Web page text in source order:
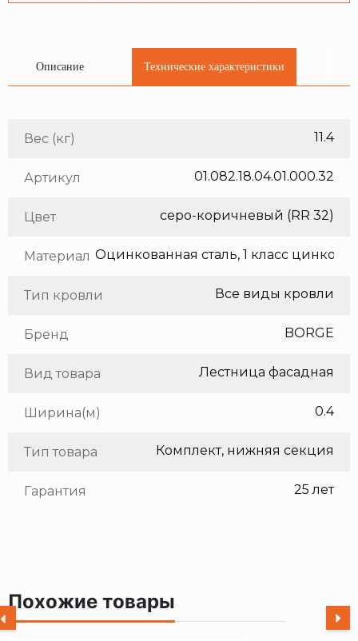
Описание Технические характеристики
Вес (кг) 11.4
Артикул 01.082.18.04.01.000.32
Цвет серо-коричневый (RR 32)
Материал
Тип кровли Все виды кровли
Бренд BORGE
Вид товара Лестница фасадная
Ширина(м) 0.4
Тип товара Комплект, нижняя секция
Гарантия 25 лет
Похожие товары